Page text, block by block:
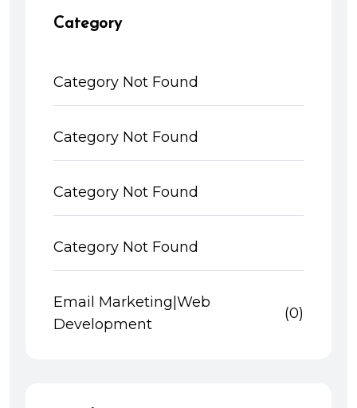
Category
Category Not Found
Category Not Found
Category Not Found
Category Not Found
Email Marketing|Web
Development
(0)